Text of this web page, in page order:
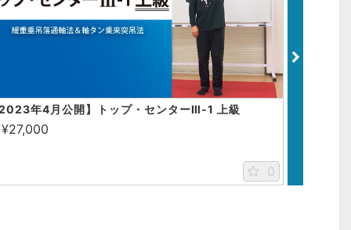
年4月公開】トップ・センターⅢ-1 上級
¥27,000
0